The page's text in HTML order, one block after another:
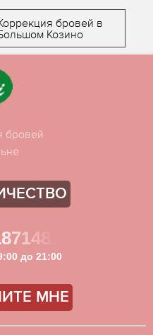
бровей в
Козино
бровей
до 21:00
МНЕ